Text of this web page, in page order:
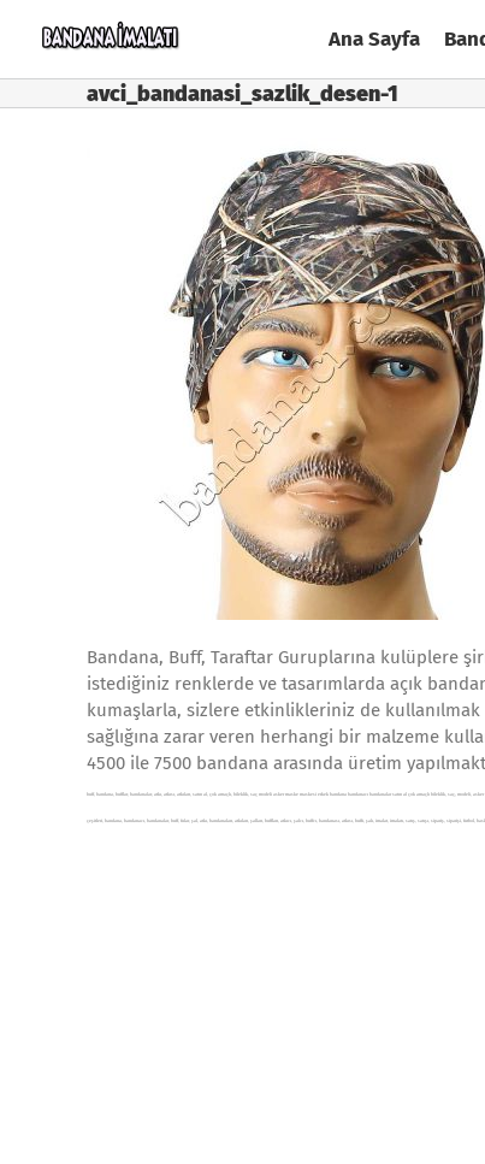
Ana Sayfa
avci_bandanasi_sazlik_desen-1
Bandana, Buff, Taraftar Guruplarına kulüplere
istediğiniz renklerde ve tasarımlarda açık
kumaşlarla, sizlere etkinlikleriniz de
sağlığına zarar veren herhangi bir malzeme
4500 ile 7500 bandana arasında üretim
buff, bandana, bufflar, bandanalar, atkı, atkısı, atkıları, satın al, çok amaçlı, bileklik, saç modeli asker maske maskesi erkek bandana bandanacı bandanalar satın al çok amaçlı bileklik, saç, modeli,
çeşitleri, bandana, bandanacı, bandanalar, buff, fular, şal, atkı, bandanaları, atkıları, şalları, buffları, atkıcı, şalcı, buffcı, bandanası, atkısı, buffı, şalı, imalat, imalatı, satış, satışı, sipariş, siparişi,